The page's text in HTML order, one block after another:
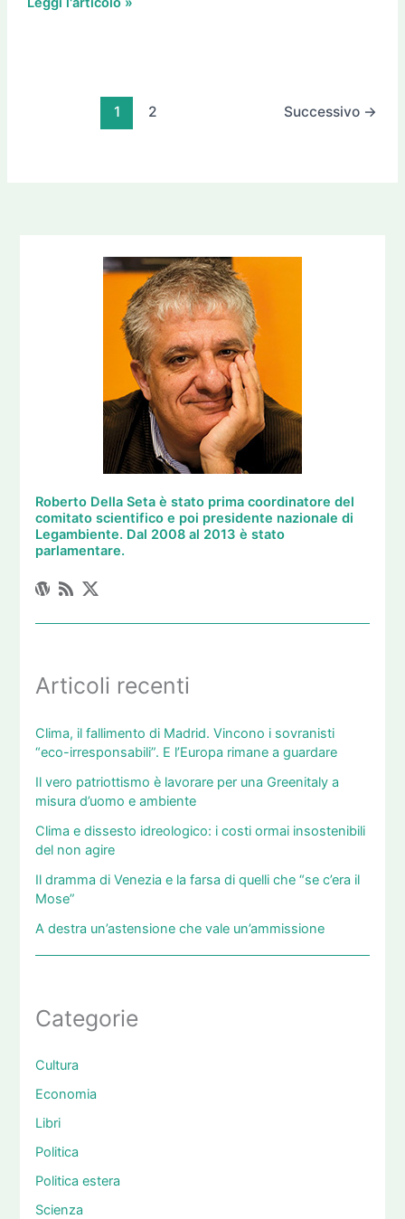
1 2 Successivo →
Roberto Della Seta è stato prima coordinatore del
comitato scientifico e poi presidente nazionale di
Legambiente. Dal 2008 al 2013 è stato
parlamentare.
Articoli recenti
Clima, il fallimento di Madrid. Vincono i sovranisti
“eco-irresponsabili”. E l’Europa rimane a guardare
Il vero patriottismo è lavorare per una Greenitaly a
misura d’uomo e ambiente
Clima e dissesto idreologico: i costi ormai insostenibili
del non agire
Il dramma di Venezia e la farsa di quelli che “se c’era il
Mose”
A destra un’astensione che vale un’ammissione
Categorie
Cultura
Economia
Libri
Politica
Politica estera
Scienza